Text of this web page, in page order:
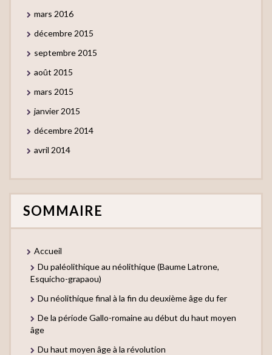
mars 2016
décembre 2015
septembre 2015
août 2015
mars 2015
janvier 2015
décembre 2014
avril 2014
SOMMAIRE
Accueil
Du paléolithique au néolithique (Baume Latrone,
Esquicho-grapaou)
Du néolithique final à la fin du deuxième âge du fer
De la période Gallo-romaine au début du haut moyen
âge
Du haut moyen âge à la révolution